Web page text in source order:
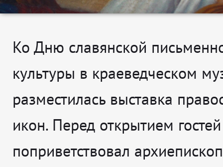
Ко Дню славянской
культуры в краеведческом
разместилась выставка
икон. Перед открытием гостей
поприветствовал архиепископ